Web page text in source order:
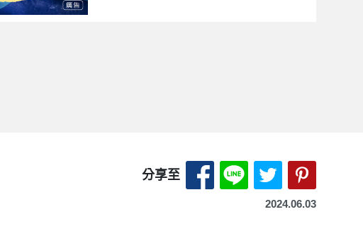
分享至 分享至 Facebook-另開新
分享至 LINE-另開
分享至 X（
2024.06.03